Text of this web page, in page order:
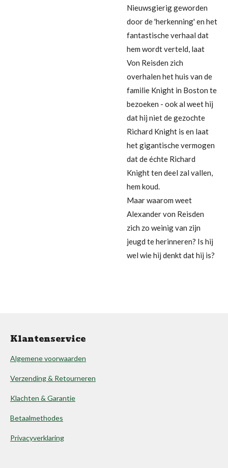
Nieuwsgierig geworden
door de 'herkenning' en het
fantastische verhaal dat
hem wordt verteld, laat
Von Reisden zich
overhalen het huis van de
familie Knight in Boston te
bezoeken - ook al weet hij
dat hij niet de gezochte
Richard Knight is en laat
het gigantische vermogen
dat de échte Richard
Knight ten deel zal vallen,
hem koud.
Maar waarom weet
Alexander von Reisden
zich zo weinig van zijn
jeugd te herinneren? Is hij
wel wie hij denkt dat hij is?
Klantenservice
Algemene voorwaarden
Verzending & Retourneren
Klachten & Garantie
Betaalmethodes
Privacyverklaring